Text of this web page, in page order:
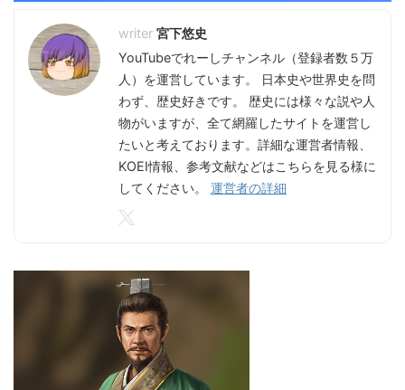
宮下悠史
YouTubeでれーしチャンネル（登録者数５万
人）を運営しています。 日本史や世界史を問
わず、歴史好きです。 歴史には様々な説や人
物がいますが、全て網羅したサイトを運営し
たいと考えております。詳細な運営者情報、
KOEI情報、参考文献などはこちらを見る様に
してください。 運営者の詳細